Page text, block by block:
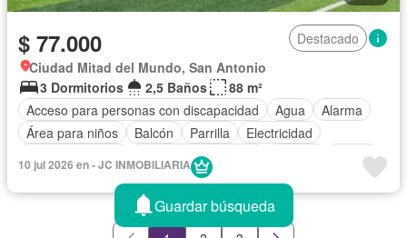
$ 77.000
Destacado
Ciudad Mitad del Mundo, San Antonio
3 Dormitorios
2,5 Baños
88 m²
Acceso para personas con discapacidad
Agua
Alarma
Área para niños
Balcón Parrilla
Electricidad
Garita de guardianía
Jardín
Patio
Seguridad Sin amoblar
10 jul 2026 en - JC INMOBILIARIA
Guardar búsqueda